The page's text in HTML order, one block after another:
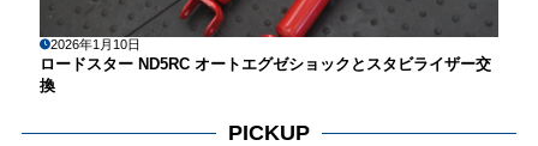
2026年1月10日
ロードスター ND5RC オートエグゼショックとスタビライザー交
換
PICKUP